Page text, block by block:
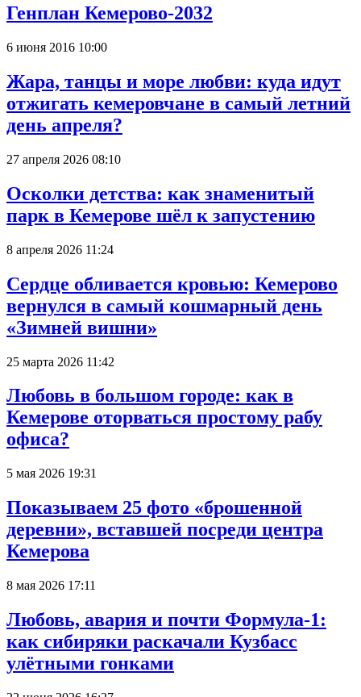
Генплан Кемерово-2032
6 июня 2016 10:00
Жара, танцы и море любви: куда идут
отжигать кемеровчане в самый летний
день апреля?
27 апреля 2026 08:10
Осколки детства: как знаменитый
парк в Кемерове шёл к запустению
8 апреля 2026 11:24
Сердце обливается кровью: Кемерово
вернулся в самый кошмарный день
«Зимней вишни»
25 марта 2026 11:42
Любовь в большом городе: как в
Кемерове оторваться простому рабу
офиса?
5 мая 2026 19:31
Показываем 25 фото «брошенной
деревни», вставшей посреди центра
Кемерова
8 мая 2026 17:11
Любовь, авария и почти Формула-1:
как сибиряки раскачали Кузбасс
улётными гонками